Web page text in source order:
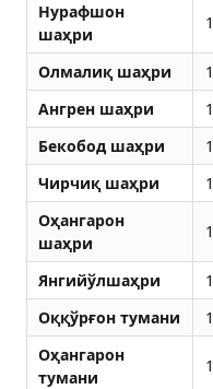
Нурафшон
шаҳри
Олмалиқ шаҳри
Aнгрен шаҳри
Бекобод шаҳри
Чирчиқ шаҳри
Оҳангарон
шаҳри
Янгийўлшаҳри
Оққўрғон тумани
Оҳангарон
тумани